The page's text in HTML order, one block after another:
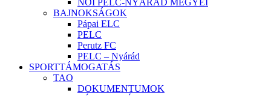
NŐI PELC-NYÁRÁD MEGYEI
BAJNOKSÁGOK
Pápai ELC
PELC
Perutz FC
PELC – Nyárád
SPORTTÁMOGATÁS
TAO
DOKUMENTUMOK